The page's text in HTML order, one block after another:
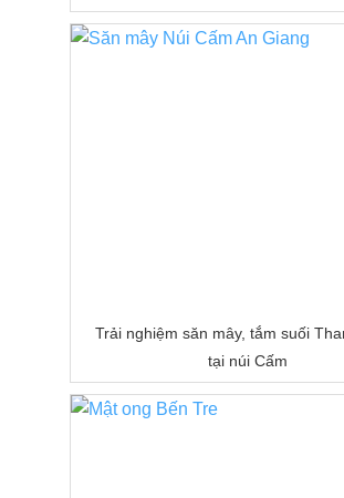
Trải nghiệm săn mây, tắm suối
tại núi Cấm